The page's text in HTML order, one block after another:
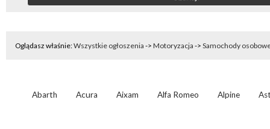
Oglądasz właśnie:Wszystkie ogłoszenia -> Motoryzacja -> Samochody
Abarth Acura Aixam Alfa Romeo Alpine